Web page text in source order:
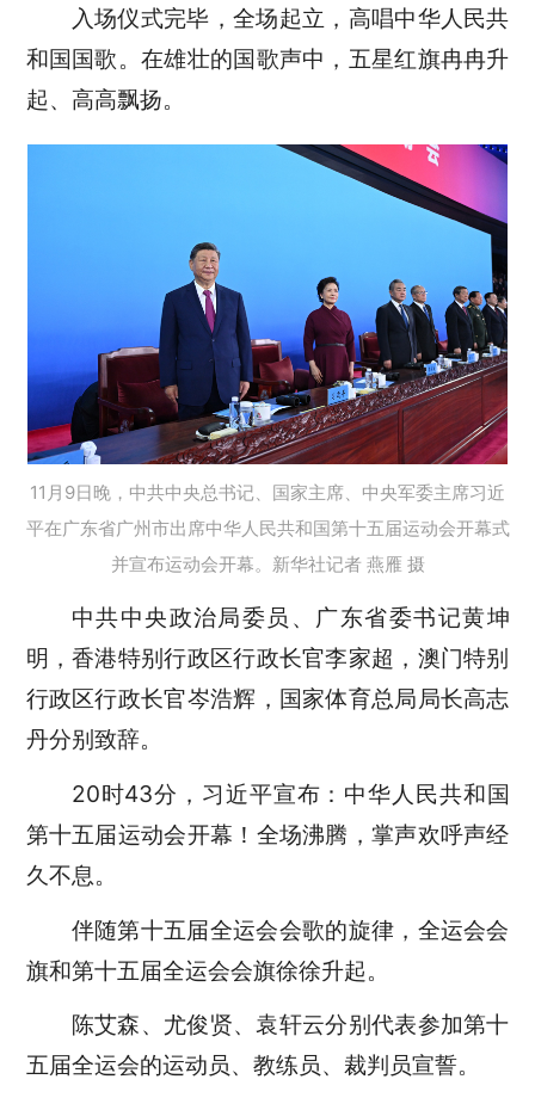
入场仪式完毕，全场起立，高唱中华人民共
和国国歌。在雄壮的国歌声中，五星红旗冉冉升
起、高高飘扬。
11月9日晚，中共中央总书记、国家主席、中央军委主席习近
平在广东省广州市出席中华人民共和国第十五届运动会开幕式
并宣布运动会开幕。新华社记者 燕雁 摄
中共中央政治局委员、广东省委书记黄坤
明，香港特别行政区行政长官李家超，澳门特别
行政区行政长官岑浩辉，国家体育总局局长高志
丹分别致辞。
20时43分，习近平宣布：中华人民共和国
第十五届运动会开幕！全场沸腾，掌声欢呼声经
久不息。
伴随第十五届全运会会歌的旋律，全运会会
旗和第十五届全运会会旗徐徐升起。
陈艾森、尤俊贤、袁轩云分别代表参加第十
五届全运会的运动员、教练员、裁判员宣誓。